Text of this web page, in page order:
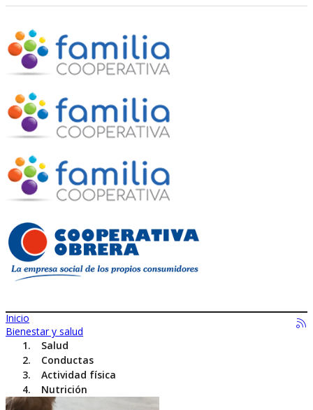
Inicio
Bienestar y salud
Salud
Conductas
Actividad física
Nutrición